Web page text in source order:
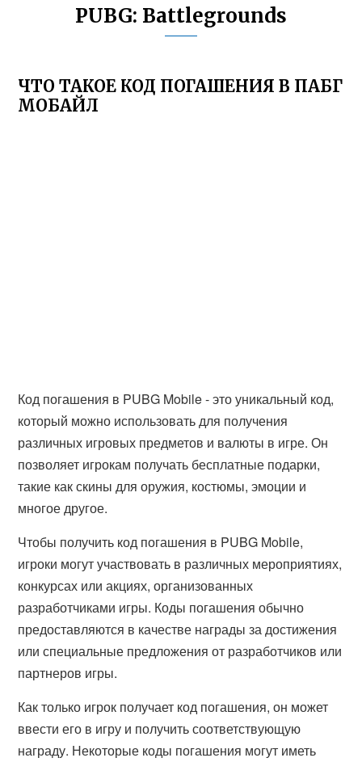
PUBG: Battlegrounds
ЧТО ТАКОЕ КОД ПОГАШЕНИЯ В ПАБГ
МОБАЙЛ
Код погашения в PUBG Mobile - это уникальный код,
который можно использовать для получения
различных игровых предметов и валюты в игре. Он
позволяет игрокам получать бесплатные подарки,
такие как скины для оружия, костюмы, эмоции и
многое другое.
Чтобы получить код погашения в PUBG Mobile,
игроки могут участвовать в различных мероприятиях,
конкурсах или акциях, организованных
разработчиками игры. Коды погашения обычно
предоставляются в качестве награды за достижения
или специальные предложения от разработчиков или
партнеров игры.
Как только игрок получает код погашения, он может
ввести его в игру и получить соответствующую
награду. Некоторые коды погашения могут иметь